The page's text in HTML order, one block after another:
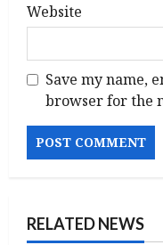
Website
Save my name,
browser for the
RELATED NEWS